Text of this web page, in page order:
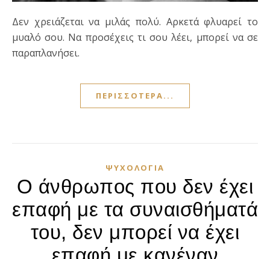
Δεν χρειάζεται να μιλάς πολύ. Αρκετά φλυαρεί το
μυαλό σου. Να προσέχεις τι σου λέει, μπορεί να σε
παραπλανήσει.
ΠΕΡΙΣΣΌΤΕΡΑ...
ΨΥΧΟΛΟΓΊΑ
Ο άνθρωπος που δεν έχει
επαφή με τα συναισθήματά
του, δεν μπορεί να έχει